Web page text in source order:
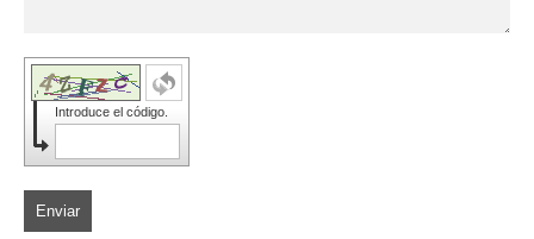
Introduce el código.
Enviar